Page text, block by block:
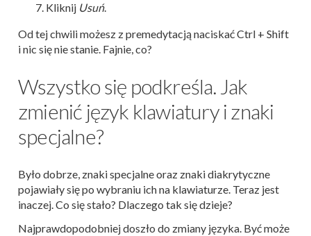
Kliknij Usuń.
Od tej chwili możesz z premedytacją naciskać Ctrl + Shift
i nic się nie stanie. Fajnie, co?
Wszystko się podkreśla. Jak
zmienić język klawiatury i znaki
specjalne?
Było dobrze, znaki specjalne oraz znaki diakrytyczne
pojawiały się po wybraniu ich na klawiaturze. Teraz jest
inaczej. Co się stało? Dlaczego tak się dzieje?
Najprawdopodobniej doszło do zmiany języka. Być może